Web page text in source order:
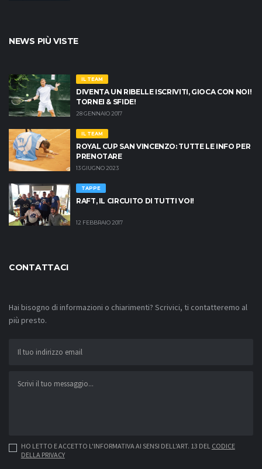
NEWS PIÙ VISTE
IL TEAM
DIVENTA UN RIBELLE ISCRIVITI, GIOCA CON NOI!
TORNEI & SFIDE!
28 GENNAIO 2017
IL TEAM
ROYAL CUP SAN VINCENZO: TUTTE LE INFO PER
PRENOTARE
13 GIUGNO 2023
TAPPE
RAFT, IL CIRCUITO DI TUTTI VOI!
12 FEBBRAIO 2017
CONTATTACI
Hai bisogno di informazioni o chiarimenti? Scrivici, ti contatteremo al
più presto.
HO LETTO E ACCETTO L'INFORMATIVA AI SENSI DELL'ART. 13 DEL CODICE
DELLA PRIVACY